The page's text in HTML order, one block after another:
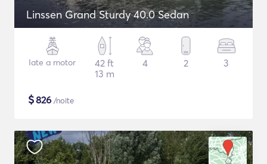
Linssen Grand Sturdy 40.0 Sedan
Iate a motor
42 ft
13 m
4 2 3
$826 /noite